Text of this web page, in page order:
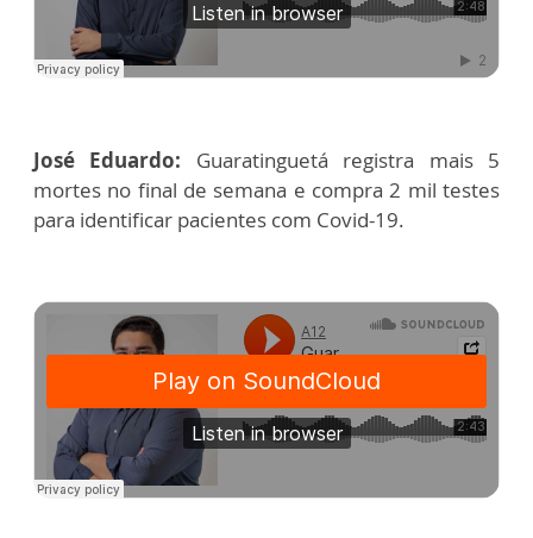
José Eduardo: Guaratinguetá registra mais 5
mortes no final de semana e compra 2 mil testes
para identificar pacientes com Covid-19.